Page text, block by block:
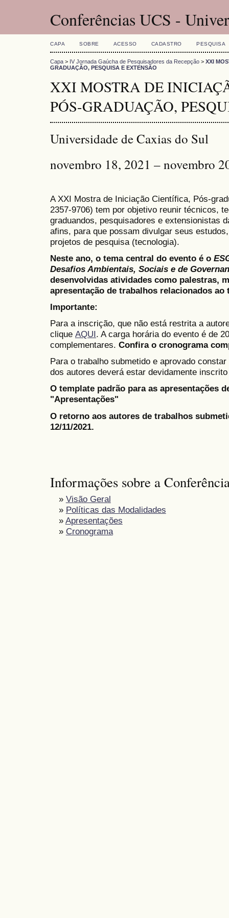
Conferências UCS -
CAPA SOBRE ACESSO CADASTRO PESQUISA
Capa > IV Jornada Gaúcha de Pesquisadores da Recepção > XXI
GRADUAÇÃO, PESQUISA E EXTENSÃO
XXI MOSTRA DE
PÓS-GRADUAÇÃO,
Universidade de Caxias do Sul
novembro 18, 2021 – novembro
A XXI Mostra de Iniciação Científica, Pós-
2357-9706) tem por objetivo reunir técnicos,
graduandos, pesquisadores e extensionistas
afins, para que possam divulgar seus
projetos de pesquisa (tecnologia).
Neste ano, o tema central do evento é o
Desafios Ambientais, Sociais e de
desenvolvidas atividades como palestras,
apresentação de trabalhos relacionados ao
Importante:
Para a inscrição, que não está restrita a
clique AQUI. A carga horária do evento é de
complementares. Confira o cronograma
Para o trabalho submetido e aprovado
dos autores deverá estar devidamente
O template padrão para as apresentações
"Apresentações"
O retorno aos autores de trabalhos
12/11/2021.
Informações sobre a
» Visão Geral
» Políticas das Modalidades
» Apresentações
» Cronograma